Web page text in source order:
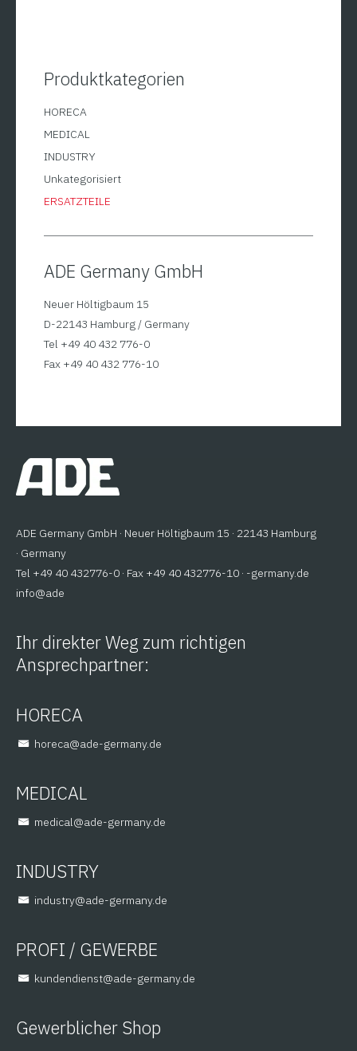
Produktkategorien
HORECA
MEDICAL
INDUSTRY
Unkategorisiert
ERSATZTEILE
ADE Germany GmbH
Neuer Höltigbaum 15
D-22143 Hamburg / Germany
Tel +49 40 432 776-0
Fax +49 40 432 776-10
ADE Germany GmbH · Neuer Höltigbaum 15 · 22143 Hamburg
· Germany
Tel +49 40 432776-0 · Fax +49 40 432776-10 · ed.ynamreg-
eda
@ofni
Ihr direkter Weg zum richtigen
Ansprechpartner:
HORECA
ed.ynamreg-eda
@aceroh
MEDICAL
ed.ynamreg-eda
@lacidem
INDUSTRY
ed.ynamreg-eda
@yrtsudni
PROFI / GEWERBE
ed.ynamreg-eda
@tsneidnednuk
Gewerblicher Shop